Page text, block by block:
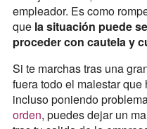
empleador. Es como
quela situación puede
proceder con cautela y
Si te marchas tras una
fuera todo el malestar
incluso poniendo
orden, puedes dejar un